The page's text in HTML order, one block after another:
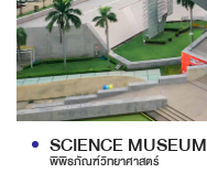
SCIENCE MUSEUM
พิพิธภัณฑ์วิทยาศาสตร์